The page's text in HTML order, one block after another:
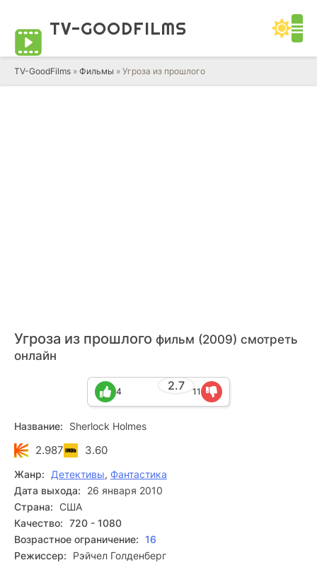
TV-GOODFILMS
TV-GoodFilms » Фильмы » Угроза из прошлого
Угроза из прошлого фильм (2009) смотреть
онлайн
2.7
4 11
Название: Sherlock Holmes
2.987 3.60
Жанр: Детективы, Фантастика
Дата выхода:
26 января 2010
Страна: США
Качество: 720 - 1080
Возрастное ограничение: 16
Режиссер:
Рэйчел Голденберг